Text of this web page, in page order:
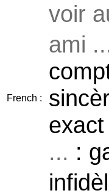
French :
voir
ami
... :